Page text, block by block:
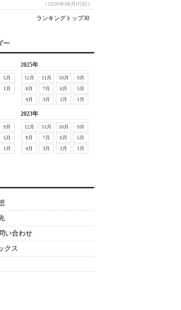
（2026年08月05日）
ランキングトップ30
ー
5月
1月
2025年
12月 11月 10月
9月
8月
7月 6月
5月
4月
3月 2月 1月
9月
5月
1月
2023年
12月 11月 10月
9月
8月
7月 6月
5月
4月
3月 2月 1月
い合わせ
クス